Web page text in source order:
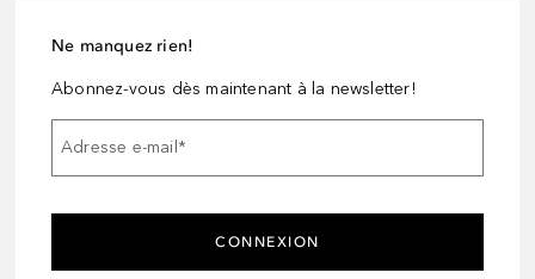
Ne manquez rien!
Abonnez-vous dès maintenant à la newsletter!
Adresse e-mail*
CONNEXION